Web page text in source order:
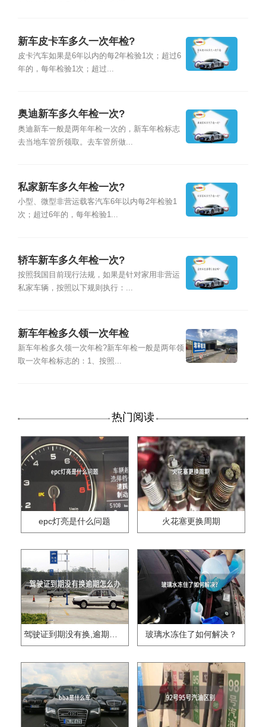
新车皮卡车多久一次年检?
皮卡汽车如果是6年以内的每2年检验1次；超过6
年的，每年检验1次；超过...
奥迪新车多久年检一次?
奥迪新车一般是两年年检一次的，新车年检标志
去当地车管所领取。去车管所做...
私家新车多久年检一次?
小型、微型非营运载客汽车6年以内每2年检验1
次；超过6年的，每年检验1...
轿车新车多久年检一次?
按照我国目前现行法规，如果是针对家用非营运
私家车辆，按照以下规则执行：...
新车年检多久领一次年检
新车年检多久领一次年检?新车年检一般是两年领
取一次年检标志的：1、按照...
热门阅读
epc灯亮是什么问题 火花塞更换周期
驾驶证到期没有换,逾期怎么办?? 玻璃水冻住了如何解决？